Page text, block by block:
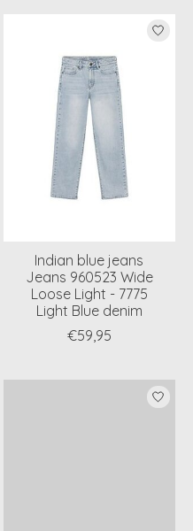
Indian blue jeans
Jeans 960523 Wide
Loose Light - 7775
Light Blue denim
€59,95